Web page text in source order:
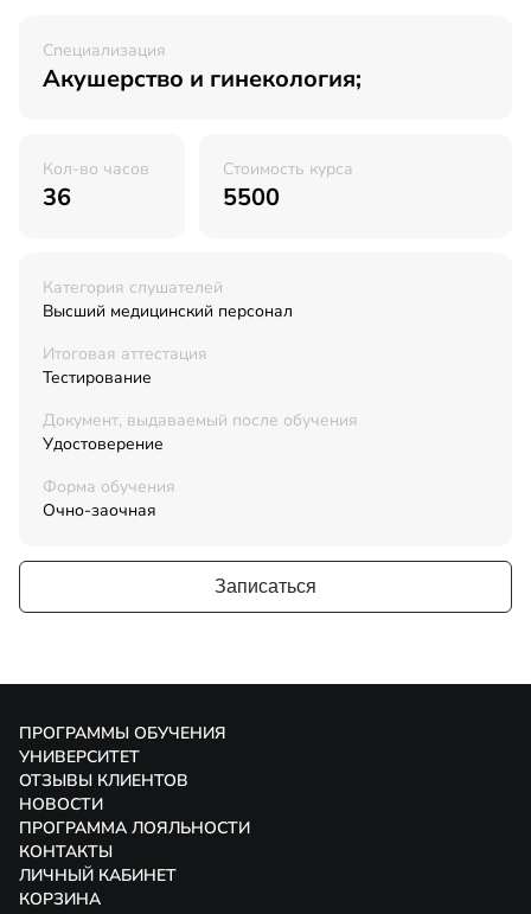
Специализация
Акушерство и гинекология;
Кол-во часов
36
Стоимость курса
5500
Категория слушателей
Высший медицинский персонал
Итоговая аттестация
Тестирование
Документ, выдаваемый после обучения
Удостоверение
Форма обучения
Очно-заочная
Записаться
ПРОГРАММЫ ОБУЧЕНИЯ
УНИВЕРСИТЕТ
ОТЗЫВЫ КЛИЕНТОВ
НОВОСТИ
ПРОГРАММА ЛОЯЛЬНОСТИ
КОНТАКТЫ
ЛИЧНЫЙ КАБИНЕТ
КОРЗИНА